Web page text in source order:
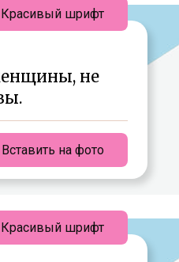
не
Вставить на фото
Красивый шрифт
Красивый шрифт